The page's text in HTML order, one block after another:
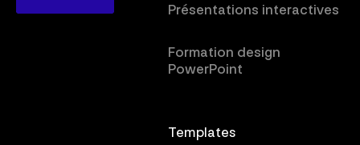
Présentations interactives
Formation design
PowerPoint
Templates